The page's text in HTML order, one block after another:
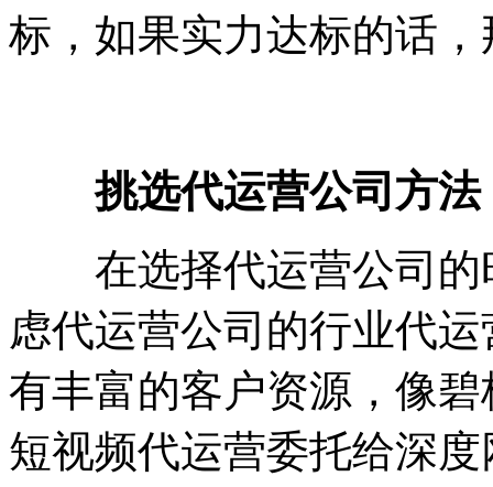
标，如果实力达标的话
挑选代运营公司方法
在选择代运营公司的
虑代运营公司的行业代
有丰富的客户资源，像
短视频代运营委托给深